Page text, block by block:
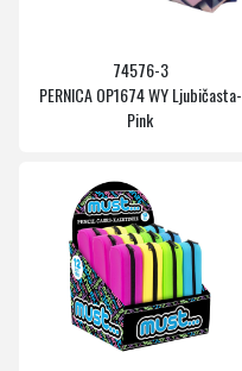
74576-3
PERNICA OP1674 WY Ljubičasta-
Pink